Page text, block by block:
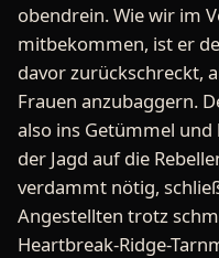
obendrein. Wie wir im
mitbekommen, ist er
davor zurückschreckt,
Frauen anzubaggern.
also ins Getümmel
der Jagd auf die
verdammt nötig,
Angestellten trotz
Heartbreak-Ridge-